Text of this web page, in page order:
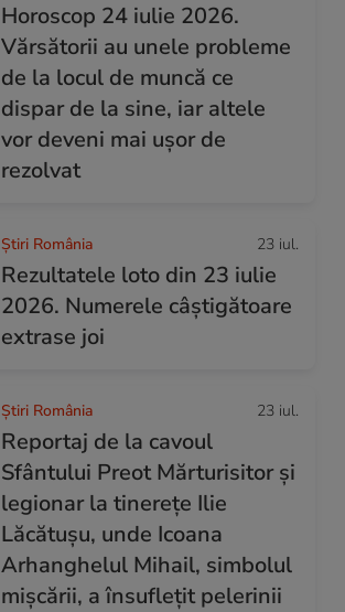
Horoscop 24 iulie 2026.
Vărsătorii au unele probleme
de la locul de muncă ce
dispar de la sine, iar altele
vor deveni mai ușor de
rezolvat
Știri România 23 iul.
Rezultatele loto din 23 iulie
2026. Numerele câștigătoare
extrase joi
Știri România 23 iul.
Reportaj de la cavoul
Sfântului Preot Mărturisitor și
legionar la tinerețe Ilie
Lăcătușu, unde Icoana
Arhanghelul Mihail, simbolul
mișcării, a însuflețit pelerinii